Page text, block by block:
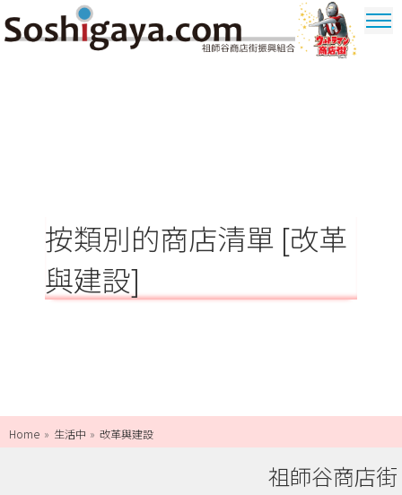
按類別的商店清單 [改革
與建設]
Home 生活中 改革與建設
祖師谷商店街